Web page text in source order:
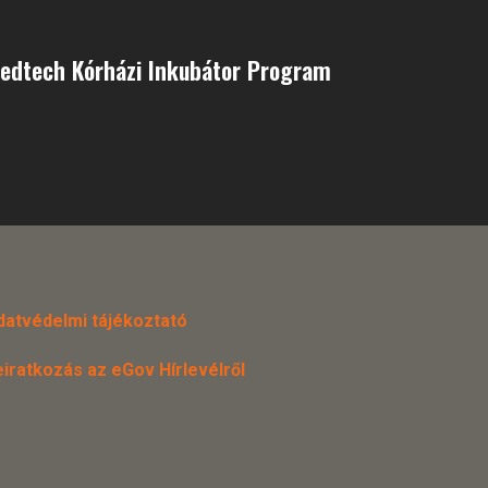
Kórházi Inkubátor Program
tájékoztató
az eGov Hírlevélről